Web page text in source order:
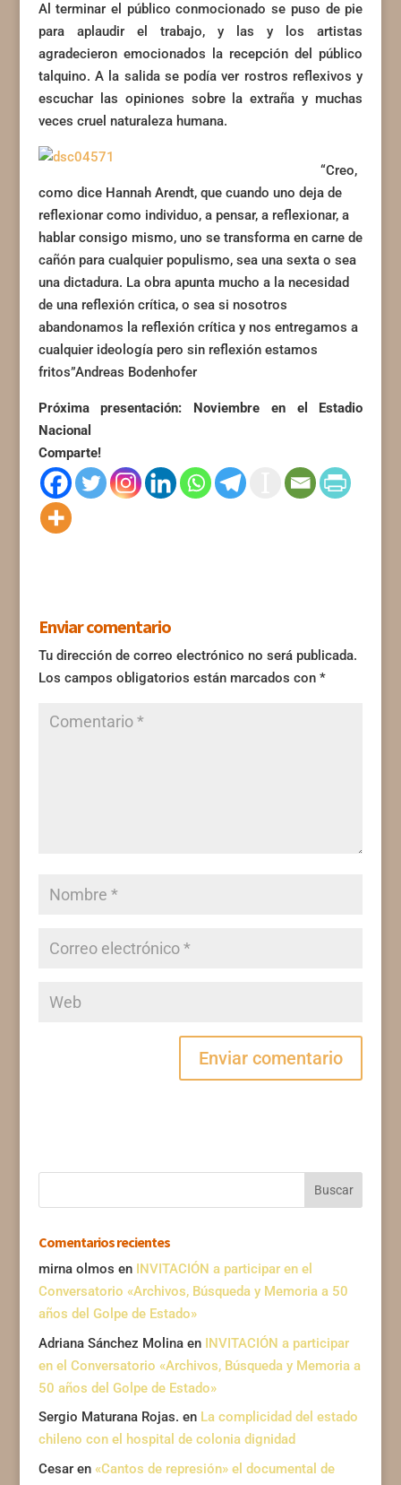
Al terminar el público conmocionado se puso de pie
para aplaudir el trabajo, y las y los artistas
agradecieron emocionados la recepción del público
talquino. A la salida se podía ver rostros reflexivos y
escuchar las opiniones sobre la extraña y muchas
veces cruel naturaleza humana.
“Creo,
como dice Hannah Arendt, que cuando uno deja de
reflexionar como individuo, a pensar, a reflexionar, a
hablar consigo mismo, uno se transforma en carne de
cañón para cualquier populismo, sea una sexta o sea
una dictadura. La obra apunta mucho a la necesidad
de una reflexión crítica, o sea si nosotros
abandonamos la reflexión crítica y nos entregamos a
cualquier ideología pero sin reflexión estamos
fritos”Andreas Bodenhofer
Próxima presentación: Noviembre en el Estadio
Nacional
Comparte!
Enviar comentario
Tu dirección de correo electrónico no será publicada.
Los campos obligatorios están marcados con *
Comentarios recientes
mirna olmos en INVITACIÓN a participar en el
Conversatorio «Archivos, Búsqueda y Memoria a 50
años del Golpe de Estado»
Adriana Sánchez Molinaen INVITACIÓN a participar
en el Conversatorio «Archivos, Búsqueda y Memoria a
50 años del Golpe de Estado»
Sergio Maturana Rojas. en La complicidad del estado
chileno con el hospital de colonia dignidad
Cesaren «Cantos de represión» el documental de